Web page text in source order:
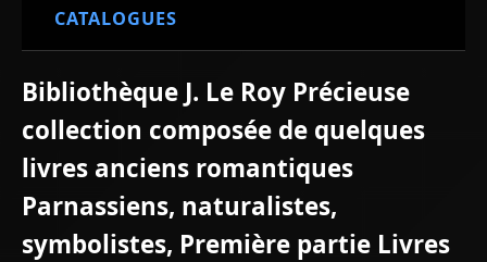
CATALOGUES
Bibliothèque J. Le Roy Précieuse
collection composée de quelques
livres anciens romantiques
Parnassiens, naturalistes,
symbolistes, Première partie Livres